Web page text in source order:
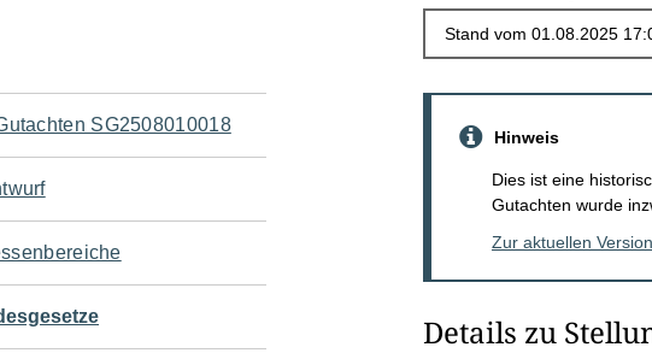
SG2508010018
Hinweis
Dies ist eine
Gutachten wurde
Zur aktuellen
Details zu